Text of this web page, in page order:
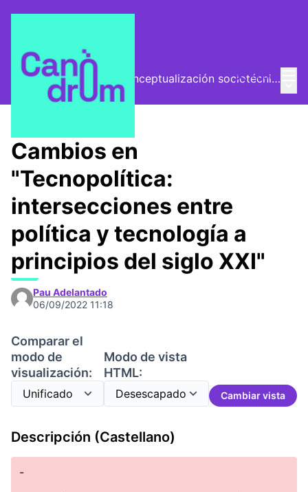
EntraEl Vector (vector de conceptualización sociotécnica)
Encuentros
Cambios en
"Tecnopolítica:
intersecciones entre
política y tecnología a
principios del siglo XXI"
Pau Adelantado
06/09/2022 11:18
Comparar el
modo de
visualización:
Modo de vista
HTML:
Cambiar vista
Descripción (Castellano)
-